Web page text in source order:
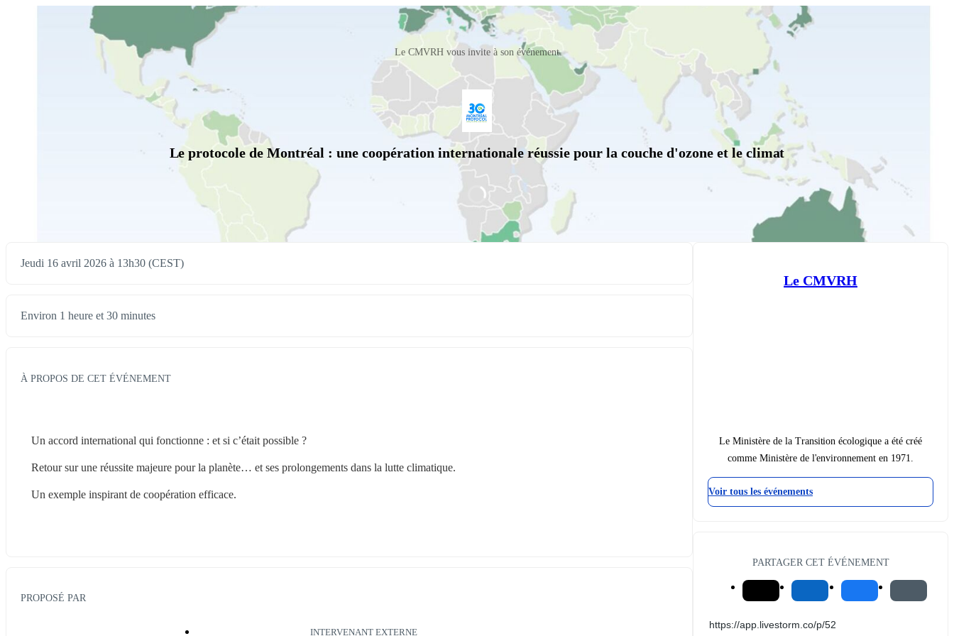
Le CMVRH vous invite à son événement
Le protocole de Montréal : une coopération internationale réussie pour la couche d'ozone et le climat
Jeudi 16 avril 2026 à 13h30 (CEST)
Environ 1 heure et 30 minutes
À PROPOS DE CET ÉVÉNEMENT
Un accord international qui fonctionne : et si c’était possible ?
Retour sur une réussite majeure pour la planète… et ses prolongements dans la lutte climatique.
Un exemple inspirant de coopération efficace.
PROPOSÉ PAR
INTERVENANT EXTERNE
Le CMVRH
Le Ministère de la Transition écologique a été créé
comme Ministère de l'environnement en 1971.
Voir tous les événements
PARTAGER CET ÉVÉNEMENT